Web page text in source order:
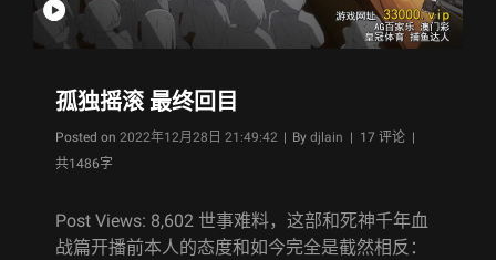
的
动
没
一。
孤独摇滚 最终回目
Posted on 2022年12月28日 21:49:42 | By Byline
djlain | 17 评论 |
共1486字
Post Views: 8,602 世事难料，这部和死神千年血
战篇开播前本人的态度和如今完全是截然相反：